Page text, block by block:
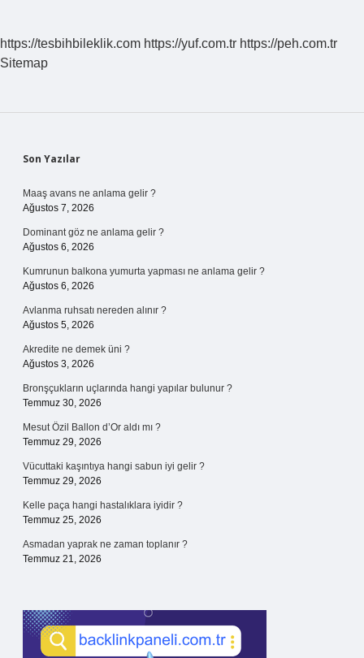
https://tesbihbileklik.com https://yuf.com.tr https://peh.com.tr
Sitemap
Sidebar
Son Yazılar
Maaş avans ne anlama gelir ?
Ağustos 7, 2026
Dominant göz ne anlama gelir ?
Ağustos 6, 2026
Kumrunun balkona yumurta yapması ne anlama gelir ?
Ağustos 6, 2026
Avlanma ruhsatı nereden alınır ?
Ağustos 5, 2026
Akredite ne demek üni ?
Ağustos 3, 2026
Bronşçukların uçlarında hangi yapılar bulunur ?
Temmuz 30, 2026
Mesut Özil Ballon d’Or aldı mı ?
Temmuz 29, 2026
Vücuttaki kaşıntıya hangi sabun iyi gelir ?
Temmuz 29, 2026
Kelle paça hangi hastalıklara iyidir ?
Temmuz 25, 2026
Asmadan yaprak ne zaman toplanır ?
Temmuz 21, 2026